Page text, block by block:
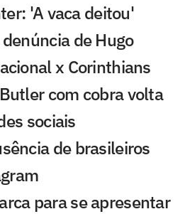
'A vaca deitou'
de Hugo
x Corinthians
com cobra volta
sociais
de brasileiros
para se apresentar